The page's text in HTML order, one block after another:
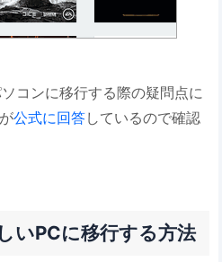
コンに移行する際の疑問点に
公式に回答しているので確認
いPCに移行する方法